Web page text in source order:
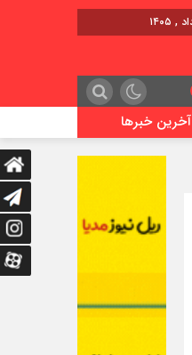
آخرین خبرهاگوگوچانی سکان نیروی